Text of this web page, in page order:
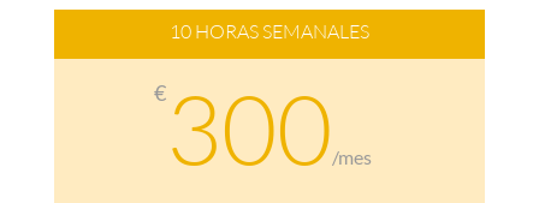
10 HORAS SEMANALES
€ 300/mes